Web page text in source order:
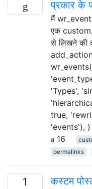
प्रकार के
मैं
एक
से लिखने की
'Types',
true,
'events'),
16
permalinks
1
कस्टम